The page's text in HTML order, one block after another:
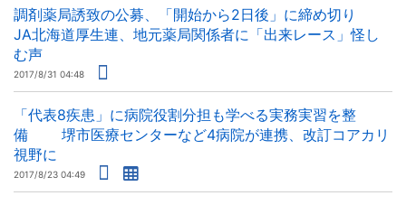
調剤薬局誘致の公募、「開始から2日後」に締め切り
JA北海道厚生連、地元薬局関係者に「出来レース」怪し
む声
2017/8/31 04:48
「代表8疾患」に病院役割分担も学べる実務実習を整
備 堺市医療センターなど4病院が連携、改訂コアカリ
視野に
2017/8/23 04:49